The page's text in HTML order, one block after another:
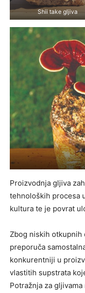
Shii take gljiva
Proizvodnja gljiva
tehnoloških procesa
kultura te je povrat
Zbog niskih otkupnih
preporuča
konkurentniji u
vlastitih supstrata
Potražnja za